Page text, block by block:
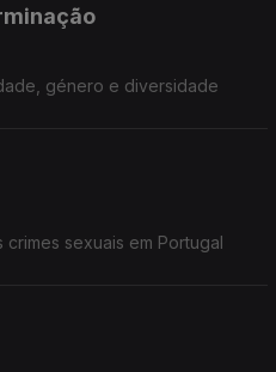
género e diversidade
sexuais em Portugal